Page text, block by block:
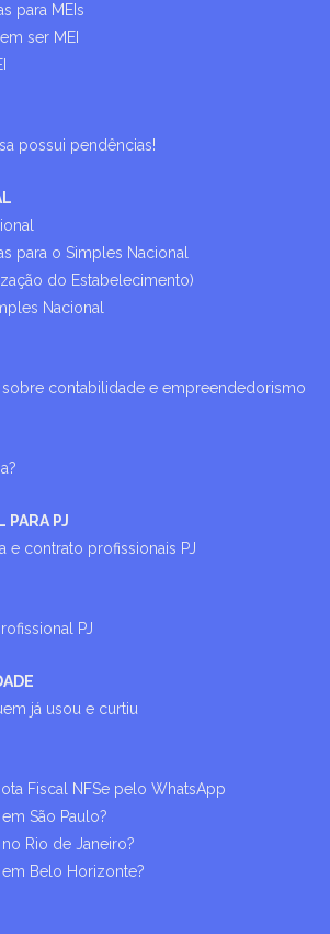
para MEIs
ser MEI
possui pendências!
para o Simples Nacional
do Estabelecimento)
Nacional
sobre contabilidade e empreendedorismo
PARA PJ
e contrato profissionais PJ
PJ
já usou e curtiu
Fiscal NFSe pelo WhatsApp
São Paulo?
Rio de Janeiro?
Belo Horizonte?